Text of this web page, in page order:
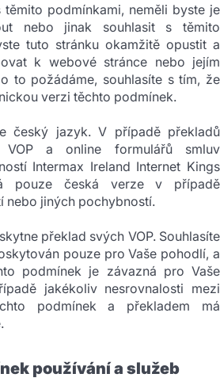
těmito podmínkami, neměli byste je
nebo jinak souhlasit s těmito
tuto stránku okamžitě opustit a
k webové stránce nebo jejím
to požádáme, souhlasíte s tím, že
verzi těchto podmínek.
český jazyk. V případě překladů
VOP a online formulářů smluv
Intermax Ireland Internet Kings
pouze česká verze v případě
nebo jiných pochybností.
překlad svých VOP. Souhlasíte
pouze pro Vaše pohodlí, a
podmínek je závazná pro Vaše
jakékoliv nesrovnalosti mezi
podmínek a překladem má
používání a služeb